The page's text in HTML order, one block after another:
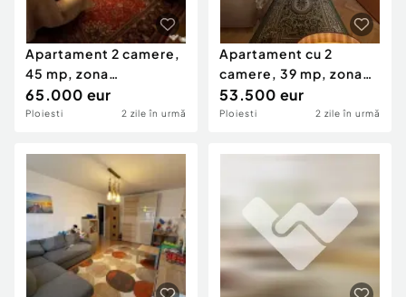
Apartament 2 camere,
45 mp, zona
Cantacuzino
65.000 eur
Ploiesti 2 zile în urmă
Apartament cu 2
camere, 39 mp, zona
Vest
53.500 eur
Ploiesti 2 zile în urmă